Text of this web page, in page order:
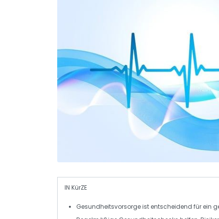
IN KürZE
Gesundheitsvorsorgeist entscheidend für ein